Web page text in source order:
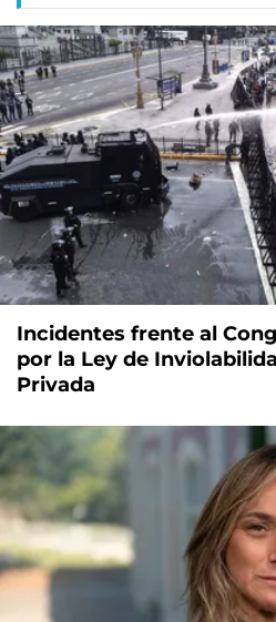
Incidentes frente al
por la Ley de
Privada